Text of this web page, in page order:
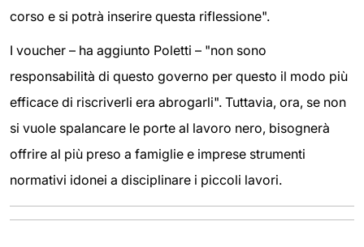
corso e si potrà inserire questa riflessione".
I voucher – ha aggiunto Poletti – "non sono
responsabilità di questo governo per questo il modo più
efficace di riscriverli era abrogarli". Tuttavia, ora, se non
si vuole spalancare le porte al lavoro nero, bisognerà
offrire al più preso a famiglie e imprese strumenti
normativi idonei a disciplinare i piccoli lavori.